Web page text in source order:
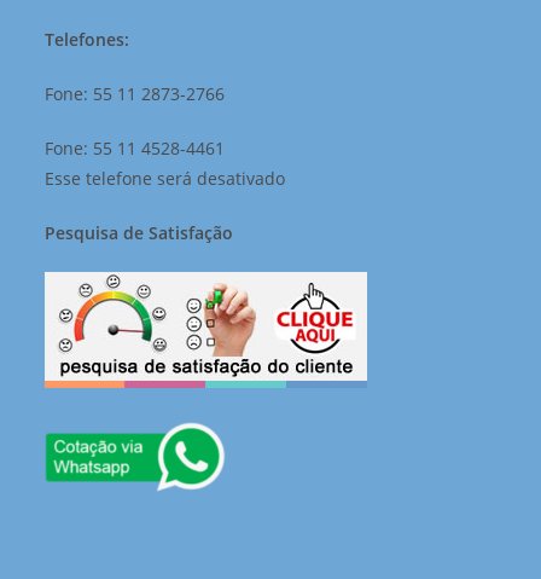
Telefones:
Fone: 55 11 2873-2766
Fone: 55 11 4528-4461
Esse telefone será desativado
Pesquisa de Satisfação